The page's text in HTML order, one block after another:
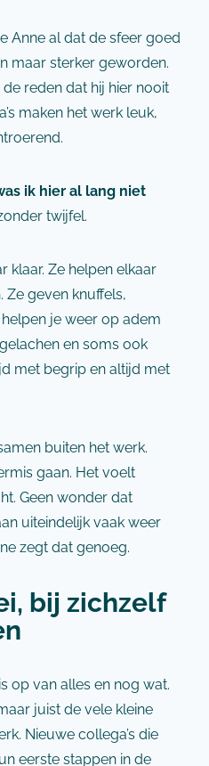
Anne al dat de sfeer goed
maar sterker geworden.
reden dat hij hier nooit
maken het werk leuk,
ik hier al lang niet
twijfel.
klaar. Ze helpen elkaar
Ze geven knuffels,
je weer op adem
en soms ook
met begrip en altijd met
buiten het werk.
gaan. Het voelt
Geen wonder dat
uiteindelijk vaak weer
zegt dat genoeg.
bij zichzelf
op van alles en nog wat.
juist de vele kleine
Nieuwe collega’s die
eerste stappen in de